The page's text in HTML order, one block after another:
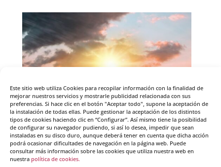
Este sitio web utiliza Cookies para recopilar información con la finalidad de
mejorar nuestros servicios y mostrarle publicidad relacionada con sus
preferencias. Si hace clic en el botón "Aceptar todo", supone la aceptación de
la instalación de todas ellas. Puede gestionar la aceptación de los distintos
tipos de cookies haciendo clic en “Configurar”. Así mismo tiene la posibilidad
de configurar su navegador pudiendo, si así lo desea, impedir que sean
instaladas en su disco duro, aunque deberá tener en cuenta que dicha acción
podrá ocasionar dificultades de navegación en la página web. Puede
consultar más información sobre las cookies que utiliza nuestra web en
nuestra política de cookies.
Recuerda Quién eres: